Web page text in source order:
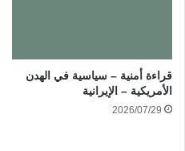
قراءة أمنية – سياسية في الهدن
الأمريكية – الإيرانية
2026/07/29